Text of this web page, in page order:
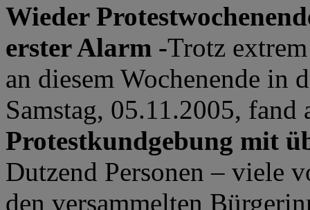
Wieder
erster Alarm -Trotz
an diesem Wochenende in
Samstag, 05.11.2005, fand
Protestkundgebung mit
Dutzend Personen – viele
den versammelten